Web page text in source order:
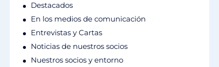
Destacados
En los medios de comunicación
Entrevistas y Cartas
Noticias de nuestros socios
Nuestros socios y entorno